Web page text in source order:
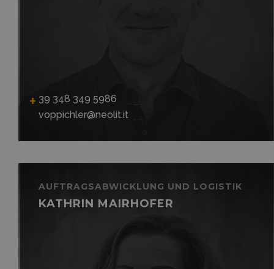
39 348 349 5986
voppichler@neolit.it
AUFTRAGSABWICKLUNG UND LOGISTIK
KATHRIN MAIRHOFER